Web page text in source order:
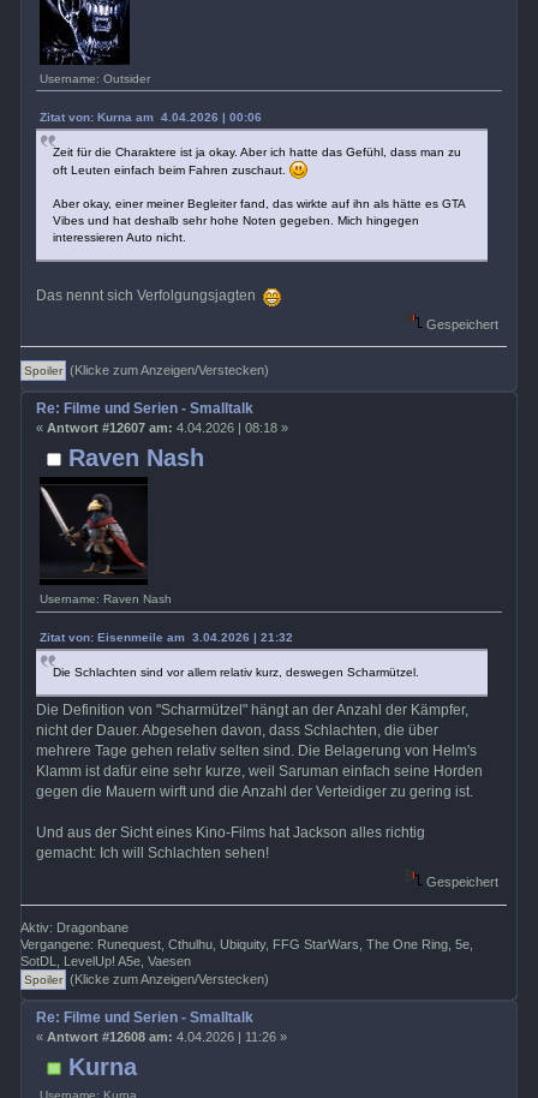
Username: Outsider
Zitat von: Kurna am 4.04.2026 | 00:06
Zeit für die Charaktere ist ja okay. Aber ich hatte das Gefühl, dass man zu
oft Leuten einfach beim Fahren zuschaut.
Aber okay, einer meiner Begleiter fand, das wirkte auf ihn als hätte es GTA
Vibes und hat deshalb sehr hohe Noten gegeben. Mich hingegen
interessieren Auto nicht.
Das nennt sich Verfolgungsjagten
Gespeichert
(Klicke zum Anzeigen/Verstecken)
Raven Nash
Username: Raven Nash
Re: Filme und Serien - Smalltalk
« Antwort #12607 am: 4.04.2026 | 08:18 »
Zitat von: Eisenmeile am 3.04.2026 | 21:32
Die Schlachten sind vor allem relativ kurz, deswegen Scharmützel.
Die Definition von "Scharmützel" hängt an der Anzahl der Kämpfer,
nicht der Dauer. Abgesehen davon, dass Schlachten, die über
mehrere Tage gehen relativ selten sind. Die Belagerung von Helm's
Klamm ist dafür eine sehr kurze, weil Saruman einfach seine Horden
gegen die Mauern wirft und die Anzahl der Verteidiger zu gering ist.
Und aus der Sicht eines Kino-Films hat Jackson alles richtig
gemacht: Ich will Schlachten sehen!
Gespeichert
Aktiv: Dragonbane
Vergangene: Runequest, Cthulhu, Ubiquity, FFG StarWars, The One Ring, 5e,
SotDL, LevelUp! A5e, Vaesen
(Klicke zum Anzeigen/Verstecken)
Kurna
Username: Kurna
Re: Filme und Serien - Smalltalk
« Antwort #12608 am: 4.04.2026 | 11:26 »